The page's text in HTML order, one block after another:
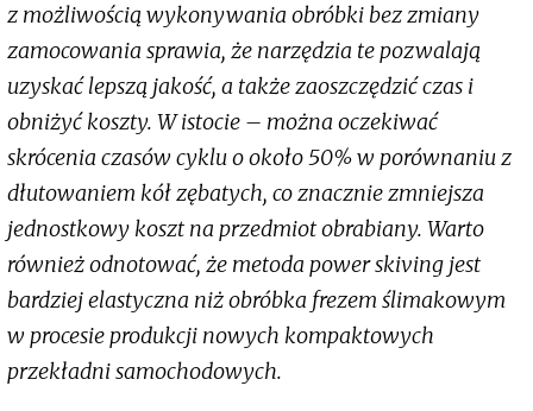
z możliwością wykonywania obróbki bez zmiany
zamocowania sprawia, że narzędzia te pozwalają
uzyskać lepszą jakość, a także zaoszczędzić czas i
obniżyć koszty. W istocie – można oczekiwać
skrócenia czasów cyklu o około 50% w porównaniu z
dłutowaniem kół zębatych, co znacznie zmniejsza
jednostkowy koszt na przedmiot obrabiany. Warto
również odnotować, że metoda power skiving jest
bardziej elastyczna niż obróbka frezem ślimakowym
w procesie produkcji nowych kompaktowych
przekładni samochodowych.